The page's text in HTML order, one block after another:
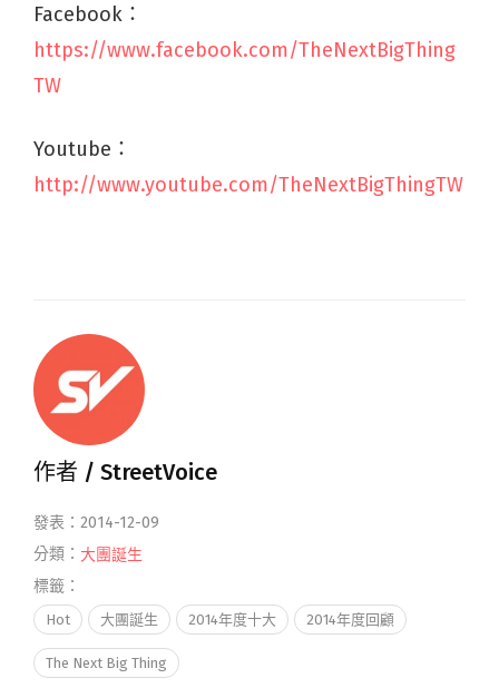
Facebook：
https://www.facebook.com/TheNextBigThing
TW
Youtube：
http://www.youtube.com/TheNextBigThingTW
作者 / StreetVoice
發表：2014-12-09
分類： 大團誕生
標籤：
Hot 大團誕生 2014年度十大 2014年度回顧
The Next Big Thing